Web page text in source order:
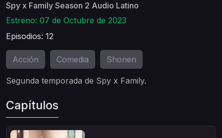
Spy x Family Season 2 Audio Latino
Estreno: 07 de Octubre de 2023
Episodios: 12
Acción Comedia Shonen
Segunda temporada de Spy x Family.
Capítulos